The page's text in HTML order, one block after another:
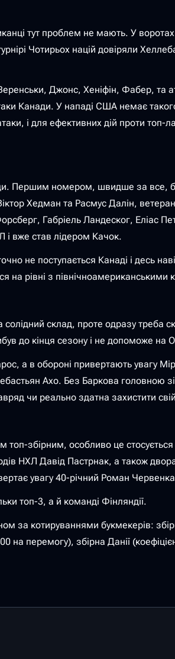
тут проблем не мають. У
Чотирьох націй довіряли
Джонс, Хеніфін, Фабер,
Канади. У нападі США немає
і для ефективних дій проти
Першим номером, швидше за все,
Хедман та Расмус Далін,
Габріель Ландеског, Еліас
і вже став лідером Качок.
не поступається Канаді і десь
на рівні з
склад, проте одразу треба
до кінця сезону і не допоможе
в обороні привертають увагу
Ахо. Без Баркова головною
чи реально здатна захистити
збірним, особливо це
НХЛ Давід Пастрнак, а також
увагу 40-річний Роман Червенка,
топ-3, а й команді Фінляндії.
за котируваннями букмекерів:
на перемогу), збірна Данії